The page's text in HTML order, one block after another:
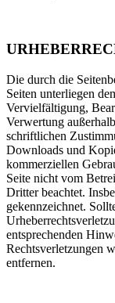
Die durch die
Seiten unterliegen
Vervielfältigung,
Verwertung
schriftlichen
Downloads und
kommerziellen
Seite nicht vom
Dritter beachtet.
gekennzeichnet.
entsprechenden
Rechtsverletzungen
entfernen.